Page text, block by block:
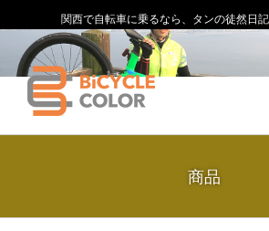
関西で自転車に乗るなら、タンの徒然日
商品